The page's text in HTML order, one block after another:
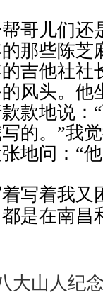
哥儿们还
那些陈芝
吉他社社
风头。他
款地说：
的。”我
地问：“
写着我又
是在南昌
大山人纪